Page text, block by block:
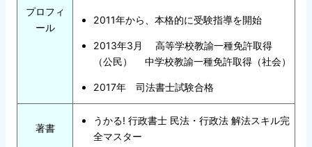
プロフィ
ール
2011年から、本格的に受験指導を開始
2013年3月 高等学校教諭一種免許取得
（公民） 中学校教諭一種免許取得（社会）
2017年 司法書士試験合格
著書
うかる! 行政書士 民法・行政法 解法スキル完
全マスター